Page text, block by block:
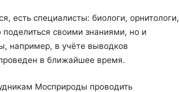
есть специалисты: биологи, орнитологи,
своими знаниями, но и
например, в учёте выводков
в ближайшее время.
Мосприроды проводить